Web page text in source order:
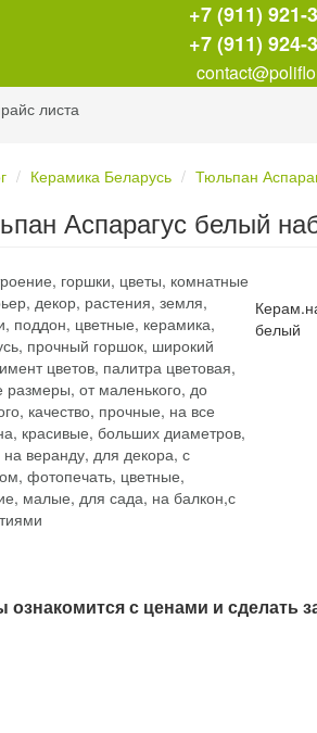
+7 (911) 921-
+7 (911) 924-
листа
Керамика Беларусь Тюльпан
Аспарагус белый
белый
ознакомится с ценами и сделать